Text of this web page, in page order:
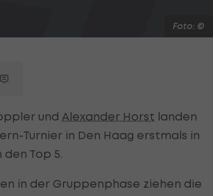
Foto: ©
und Alexander Horst landen
Turnier in Den Haag erstmals in
Top 5.
in der Gruppenphase ziehen die